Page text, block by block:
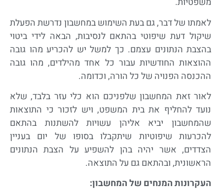
לאמתו של דבר, גם בעת השימוש במחשבון נדרשת הפעלת
שיקול דעת שיפוטי בהתאם לנסיבות, הבאה לידי ביטוי
בהצבת הנתונים עצמם. כך למשל יש להכריע מהו גובה
ההוצאות החודשיות עבור כל אחד מהילדים, מהו גובה
ההכנסה הפנויה של כל הורה, וכדומה.
לאור זאת המחשבון שלפניכם הוא כלי עזר בלבד, שלא
נועד להחליף את בית המשפט, ויש לזכור כי התוצאות
שהמחשבון יביא אליהן עשויות להשתנות בהתאם
להכרעות שיפוטיות שיתקבלו בסופו של יום בעניין
הצדדים, אשר יהיה בהן להשפיע על הצבת הנתונים
הראשונית, ובהתאם גם על התוצאה.
העקרונות המנחים של המחשבון: